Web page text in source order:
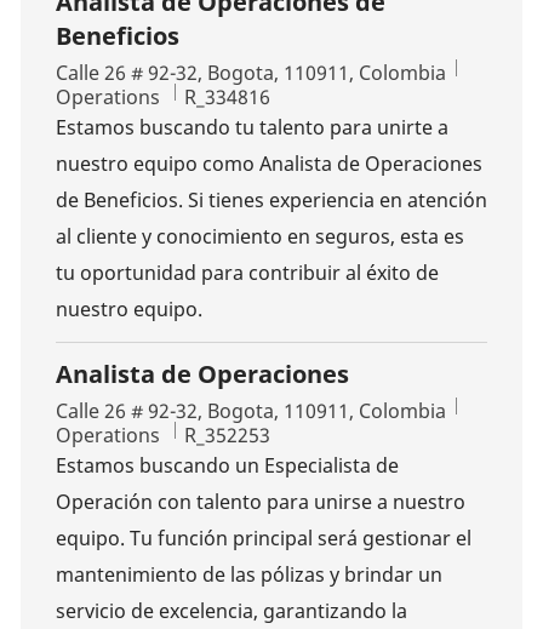
Beneficios
Location
Calle 26 # 92-32, Bogota, 110911, Colombia
Category
Operations Job Id
R_334816
Estamos buscando tu talento para unirte a
nuestro equipo como Analista de Operaciones
de Beneficios. Si tienes experiencia en atención
al cliente y conocimiento en seguros, esta es
tu oportunidad para contribuir al éxito de
nuestro equipo.
Analista de Operaciones
Location
Calle 26 # 92-32, Bogota, 110911, Colombia
Category
Operations Job Id
R_352253
Estamos buscando un Especialista de
Operación con talento para unirse a nuestro
equipo. Tu función principal será gestionar el
mantenimiento de las pólizas y brindar un
servicio de excelencia, garantizando la